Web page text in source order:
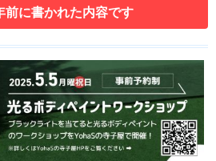
前に書かれた内容です